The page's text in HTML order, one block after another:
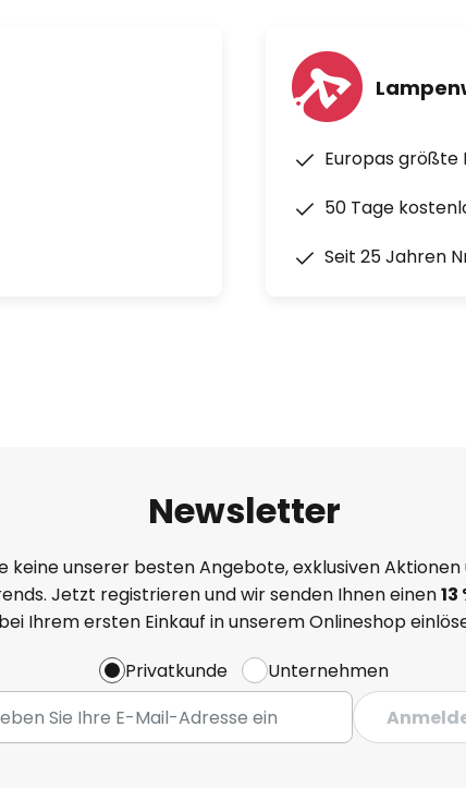
Europas größte
50 Tage
Seit 25 Jahren
Newsletter
keine unserer besten Angebote, exklusiven
Jetzt registrieren und wir senden Ihnen einen13
Ihrem ersten Einkauf in unserem Onlineshop
Privatkunde
Unternehmen